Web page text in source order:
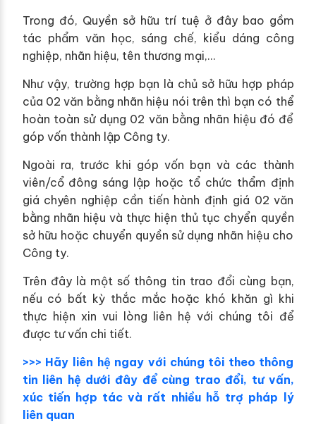
Trong đó, Quyền sở hữu trí tuệ ở đây bao gồm
tác phẩm văn học, sáng chế, kiểu dáng công
nghiệp, nhãn hiệu, tên thương mại,…
Như vậy, trường hợp bạn là chủ sở hữu hợp pháp
của 02 văn bằng nhãn hiệu nói trên thì bạn có thể
hoàn toàn sử dụng 02 văn bằng nhãn hiệu đó để
góp vốn thành lập Công ty.
Ngoài ra, trước khi góp vốn bạn và các thành
viên/cổ đông sáng lập hoặc tổ chức thẩm định
giá chyên nghiệp cần tiến hành định giá 02 văn
bằng nhãn hiệu và thực hiện thủ tục chyển quyền
sở hữu hoặc chuyển quyền sử dụng nhãn hiệu cho
Công ty.
Trên đây là một số thông tin trao đổi cùng bạn,
nếu có bất kỳ thắc mắc hoặc khó khăn gì khi
thực hiện xin vui lòng liên hệ với chúng tôi để
được tư vấn chi tiết.
>>> Hãy liên hệ ngay với chúng tôi theo thông
tin liên hệ dưới đây để cùng trao đổi, tư vấn,
xúc tiến hợp tác và rất nhiều hỗ trợ pháp lý
liên quan